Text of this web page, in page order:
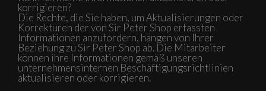
korrigieren?
Die Rechte, die Sie haben, um Aktualisierungen oder
Korrekturen der von Sir Peter Shop erfassten
Informationen anzufordern, hängen von Ihrer
Beziehung zu Sir Peter Shop ab. Die Mitarbeiter
können ihre Informationen gemäß unseren
unternehmensinternen Beschäftigungsrichtlinien
aktualisieren oder korrigieren.